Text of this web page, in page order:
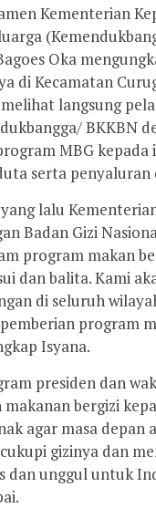
Kementerian
Oka
di Kecamatan
langsung
BKKBN
MBG kepada
serta penyaluran
lalu
Badan Gizi
program makan
dan balita. Kami
di seluruh
program
Isyana.
presiden dan
bergizi
agar masa depan
gizinya dan
dan unggul untuk